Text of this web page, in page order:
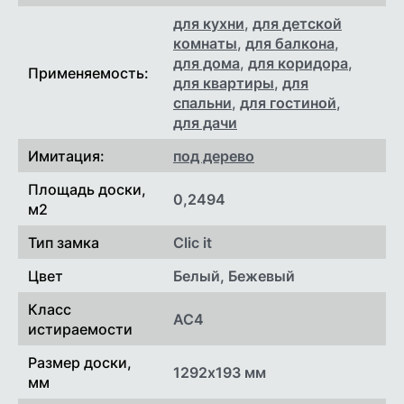
Применяемость:
для кухни, для детской
комнаты, для балкона,
для дома, для коридора,
для квартиры, для
спальни, для гостиной,
для дачи
Имитация:
под дерево
Площадь доски,
м2
0,2494
Тип замка
Clic it
Цвет
Белый, Бежевый
Класс
истираемости
AC4
Размер доски,
мм
1292х193 мм
Демонтажные работы
согласовываются
индивидуально
Минимальная стоимость
100 руб